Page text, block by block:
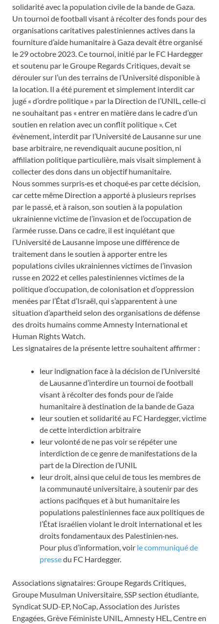
solidarité avec la population civile de la bande de Gaza.
Un tournoi de football visant à récolter des fonds pour des
organisations caritatives palestiniennes actives dans la
fourniture d’aide humanitaire à Gaza devait être organisé
le 29 octobre 2023. Ce tournoi, initié par le FC Hardegger
et soutenu par le Groupe Regards Critiques, devait se
dérouler sur l’un des terrains de l’Université disponible à
la location. Il a été purement et simplement interdit car
jugé « d’ordre politique » par la Direction de l’UNIL, celle-ci
ne souhaitant pas « entrer en matière dans le cadre d’un
soutien en relation avec un conflit politique ». Cet
évènement, interdit par l’Université de Lausanne sur une
base arbitraire, ne revendiquait aucune position, ni
affiliation politique particulière, mais visait simplement à
collecter des dons dans un objectif humanitaire.
Nous sommes surpris·es et choqué·es par cette décision,
car cette même Direction a apporté à plusieurs reprises
par le passé, et à raison, son soutien à la population
ukrainienne victime de l’invasion et de l’occupation de
l’armée russe. Dans ce cadre, il est inquiétant que
l’Université de Lausanne impose une différence de
traitement dans le soutien à apporter entre les
populations civiles ukrainiennes victimes de l’invasion
russe en 2022 et celles palestiniennes victimes de la
politique d’occupation, de colonisation et d’oppression
menées par l’État d’Israël, qui s’apparentent à une
situation d’apartheid selon des organisations de défense
des droits humains comme Amnesty International et
Human Rights Watch.
Les signataires de la présente lettre souhaitent affirmer :
leur indignation face à la décision de l’Université
de Lausanne d’interdire un tournoi de football
visant à récolter des fonds pour de l’aide
humanitaire à destination de la bande de Gaza
leur soutien et solidarité au FC Hardegger, victime
de cette interdiction arbitraire
leur volonté de ne pas voir se répéter une
interdiction de ce genre de manifestations de la
part de la Direction de l’UNIL
leur droit, ainsi que celui de tous les membres de
la communauté universitaire, à soutenir par des
actions pacifiques et à but humanitaire les
populations palestiniennes face aux politiques de
l’État israélien violant le droit international et les
droits fondamentaux des Palestinien·nes.
Pour plus d’information, voir le communiqué de
pressedu FC Hardegger.
Associations signataires: Groupe Regards Critiques,
Groupe Musulman Universitaire, SSP section étudiante,
Syndicat SUD-EP, NoCap, Association des Juristes
Engagées, Grève Féministe UNIL, Amnesty HEL, Centre en